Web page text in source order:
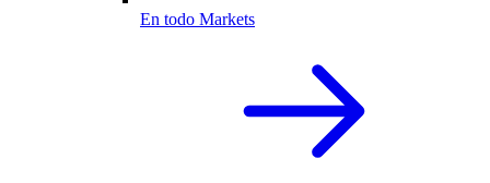
En todo Markets